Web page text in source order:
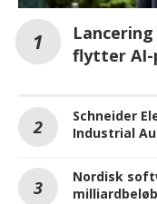
flytter AI-
Schneider
Industrial
Nordisk